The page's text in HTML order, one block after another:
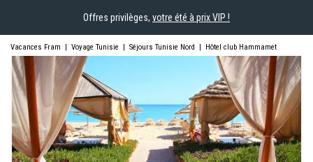
Offres privilèges, votre été à prix VIP !
Vacances Fram | Voyage Tunisie | Séjours Tunisie Nord | Hôtel club Hammamet